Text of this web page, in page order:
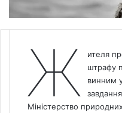
Ж
ителя
штрафу
винним
Міністерство